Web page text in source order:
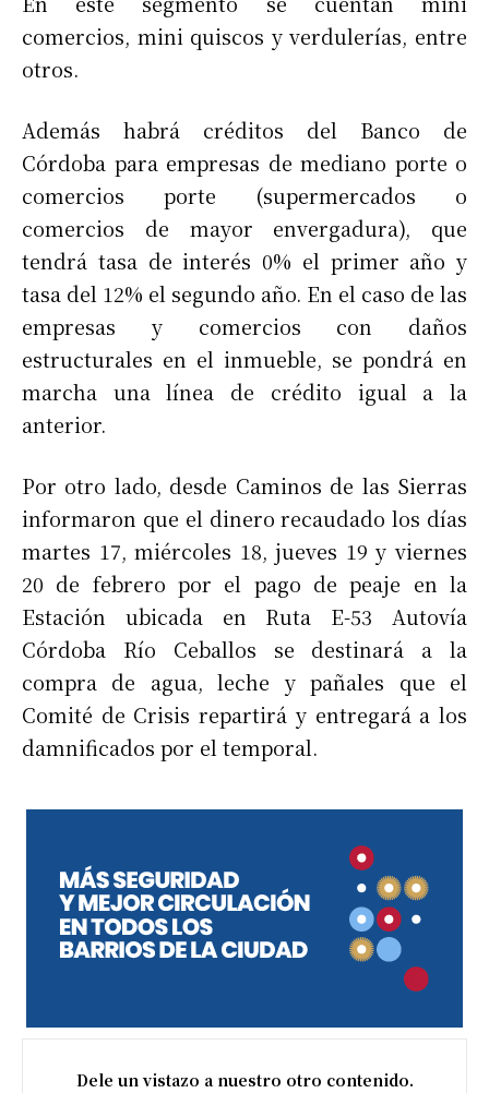
comercios, mini quiscos y verdulerías, entre
otros.
Además habrá créditos del Banco de
Córdoba para empresas de mediano porte o
comercios porte (supermercados o
comercios de mayor envergadura), que
tendrá tasa de interés 0% el primer año y
tasa del 12% el segundo año. En el caso de las
empresas y comercios con daños
estructurales en el inmueble, se pondrá en
marcha una línea de crédito igual a la
anterior.
Por otro lado, desde Caminos de las Sierras
informaron que el dinero recaudado los días
martes 17, miércoles 18, jueves 19 y viernes
20 de febrero por el pago de peaje en la
Estación ubicada en Ruta E-53 Autovía
Córdoba Río Ceballos se destinará a la
compra de agua, leche y pañales que el
Comité de Crisis repartirá y entregará a los
damnificados por el temporal.
Dele un vistazo a nuestro otro contenido.